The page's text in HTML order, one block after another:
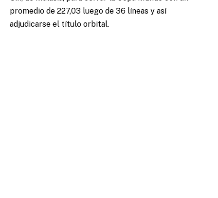
promedio de 227,03 luego de 36 líneas y así
adjudicarse el título orbital.